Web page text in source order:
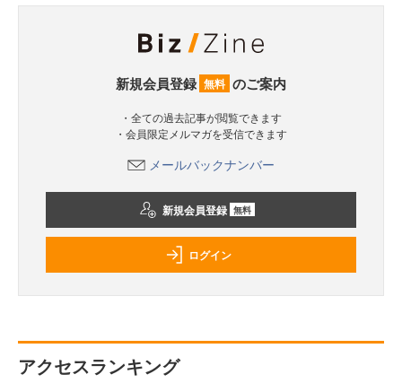
新規会員登録 無料 のご案内
・全ての過去記事が閲覧できます
・会員限定メルマガを受信できます
メールバックナンバー
新規会員登録 無料
ログイン
アクセスランキング